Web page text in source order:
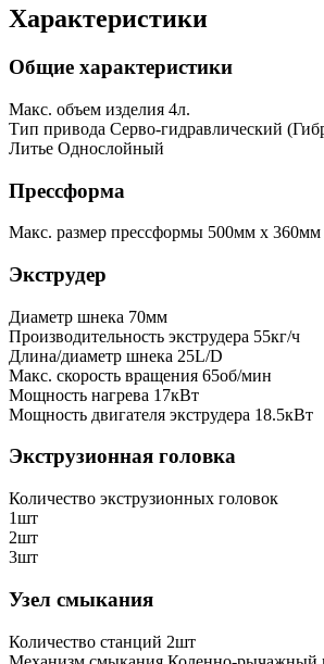
Характеристики
Общие характеристики
Макс. объем изделия 4л.
Тип привода Серво-гидравлический
Литье Однослойный
Прессформа
Макс. размер прессформы 500мм x 360мм
Экструдер
Диаметр шнека 70мм
Производительность экструдера 55кг/ч
Длина/диаметр шнека 25L/D
Макс. скорость вращения 65об/мин
Мощность нагрева 17кВт
Мощность двигателя экструдера 18.5кВт
Экструзионная головка
Количество экструзионных головок
1шт
2шт
3шт
Узел смыкания
Количество станций 2шт